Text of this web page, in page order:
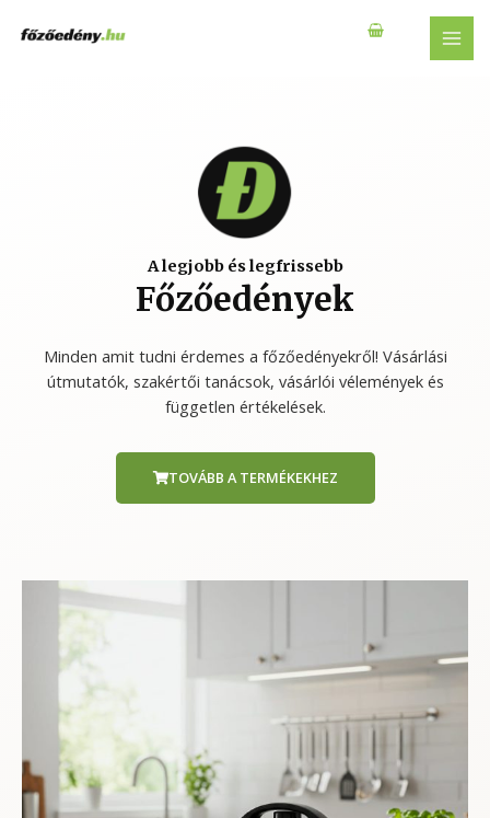
A legjobb és legfrissebb
Főzőedények
Minden amit tudni érdemes a főzőedényekről! Vásárlási
útmutatók, szakértői tanácsok, vásárlói vélemények és
független értékelések.
TOVÁBB A TERMÉKEKHEZ